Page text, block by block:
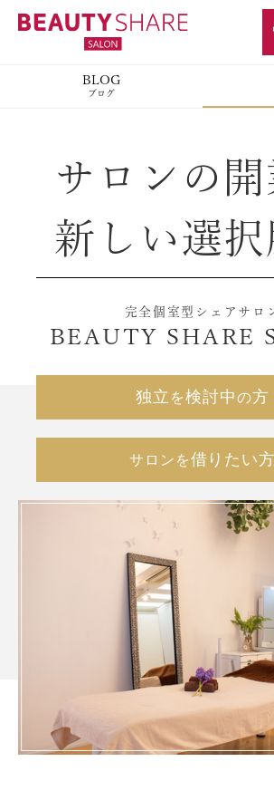
BLOG
ブログ
サロンの開
新しい選択
完全個室型シェアサロ
BEAUTY SHARE
独立 を検討中の方
サロンを借りたい方